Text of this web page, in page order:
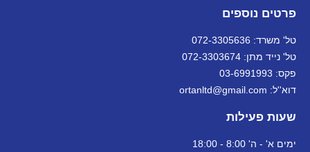
פרטים נוספים
טל' משרד: 072-3305636
טל' נייד מתן: 072-3303674
פקס: 03-6991993
דוא''ל: ortanltd@gmail.com
שעות פעילות
ימים א' - ה' 8:00 - 18:00